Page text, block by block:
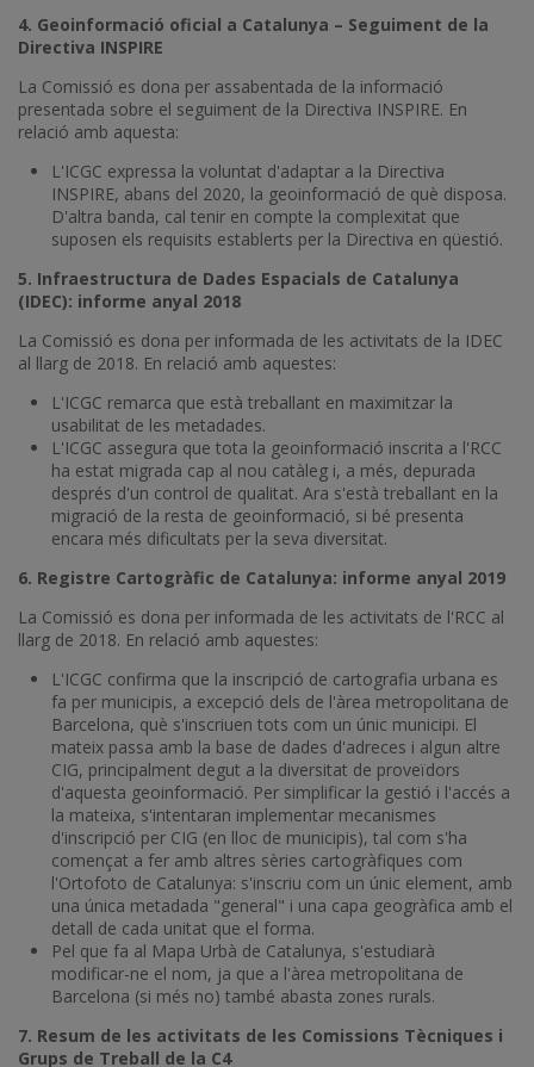
4. Geoinformació oficial a Catalunya – Seguiment de la
Directiva INSPIRE
La Comissió es dona per assabentada de la informació
presentada sobre el seguiment de la Directiva INSPIRE. En
relació amb aquesta:
L'ICGC expressa la voluntat d'adaptar a la Directiva
INSPIRE, abans del 2020, la geoinformació de què disposa.
D'altra banda, cal tenir en compte la complexitat que
suposen els requisits establerts per la Directiva en qüestió.
5. Infraestructura de Dades Espacials de Catalunya
(IDEC): informe anyal 2018
La Comissió es dona per informada de les activitats de la IDEC
al llarg de 2018. En relació amb aquestes:
L'ICGC remarca que està treballant en maximitzar la
usabilitat de les metadades.
L'ICGC assegura que tota la geoinformació inscrita a l'RCC
ha estat migrada cap al nou catàleg i, a més, depurada
després d'un control de qualitat. Ara s'està treballant en la
migració de la resta de geoinformació, si bé presenta
encara més dificultats per la seva diversitat.
6. Registre Cartogràfic de Catalunya: informe anyal 2019
La Comissió es dona per informada de les activitats de l'RCC al
llarg de 2018. En relació amb aquestes:
L'ICGC confirma que la inscripció de cartografia urbana es
fa per municipis, a excepció dels de l'àrea metropolitana de
Barcelona, què s'inscriuen tots com un únic municipi. El
mateix passa amb la base de dades d'adreces i algun altre
CIG, principalment degut a la diversitat de proveïdors
d'aquesta geoinformació. Per simplificar la gestió i l'accés a
la mateixa, s'intentaran implementar mecanismes
d'inscripció per CIG (en lloc de municipis), tal com s'ha
començat a fer amb altres sèries cartogràfiques com
l'Ortofoto de Catalunya: s'inscriu com un únic element, amb
una única metadada "general" i una capa geogràfica amb el
detall de cada unitat que el forma.
Pel que fa al Mapa Urbà de Catalunya, s'estudiarà
modificar-ne el nom, ja que a l'àrea metropolitana de
Barcelona (si més no) també abasta zones rurals.
7. Resum de les activitats de les Comissions Tècniques i
Grups de Treball de la C4